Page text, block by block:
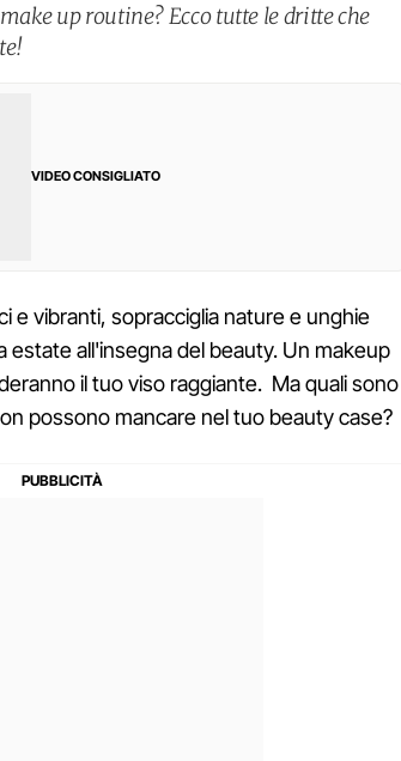
up routine? Ecco tutte le dritte che
VIDEO CONSIGLIATO
e vibranti, sopracciglia nature e unghie
estate all'insegna del beauty. Un makeup
il tuo viso raggiante. Ma quali sono
possono mancare nel tuo beauty case?